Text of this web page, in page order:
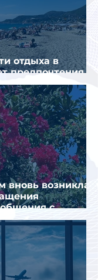
отдыха в
предпочтения
вновь возникла
с